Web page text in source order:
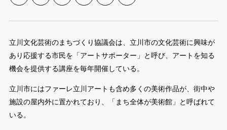
立川文化芸術のまちづくり協議会は、立川市の文化芸術に興味が
あり応援する市民を「アートサポーター」と呼び、アートを知る
機会を提供する講座を毎年開催している。
立川市にはファーレ立川アートも含め多くの美術作品が、街中や
施設の屋内外に置かれており、「まち全体が美術館」と呼ばれて
いる。